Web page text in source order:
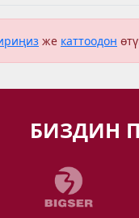
же каттоодон
БИЗДИН